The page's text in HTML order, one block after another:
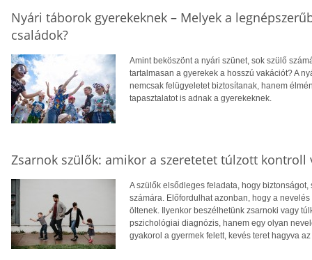
Nyári táborok gyerekeknek – Melyek a
családok?
Amint beköszönt a nyári szünet, sok szülő
tartalmasan a gyerekek a hosszú vakációt? A
nemcsak felügyeletet biztosítanak, hanem
tapasztalatot is adnak a gyerekeknek.
Zsarnok szülők: amikor a szeretetet túlzott kontroll
A szülők elsődleges feladata, hogy
számára. Előfordulhat azonban, hogy a
öltenek. Ilyenkor beszélhetünk zsarnoki vagy
pszichológiai diagnózis, hanem egy olyan
gyakorol a gyermek felett, kevés teret hagyva